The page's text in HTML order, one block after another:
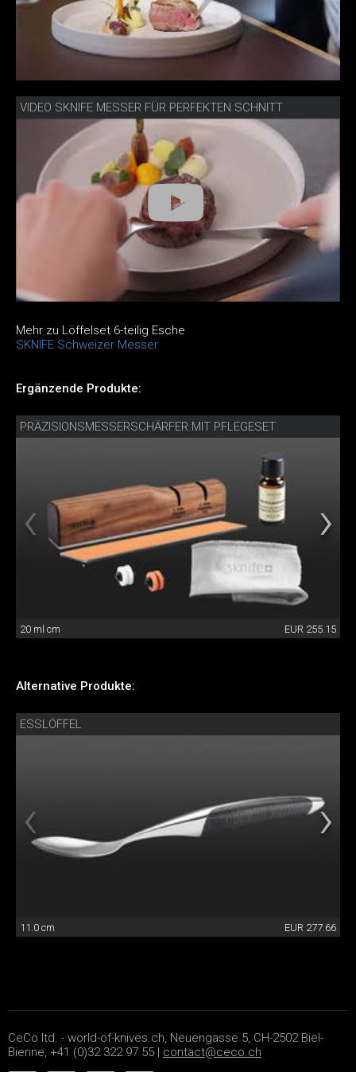
VIDEO SKNIFE MESSER FÜR PERFEKTEN SCHNITT
Mehr zu Löffelset 6-teilig Esche
SKNIFE Schweizer Messer
Ergänzende Produkte:
PRÄZISIONSMESSERSCHÄRFER MIT PFLEGESET
20 ml cm EUR 255.15
Alternative Produkte:
ESSLÖFFEL
11.0 cm EUR 277.66
CeCo ltd. - world-of-knives.ch, Neuengasse 5, CH-2502 Biel-
Bienne, +41 (0)32 322 97 55 | contact@ceco.ch